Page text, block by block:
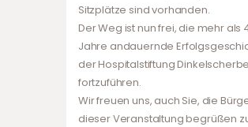
Sitzplätze sind vorhanden.
Der Weg ist nun frei, die mehr als
Jahre andauernde
der Hospitalstiftung
fortzuführen.
Wir freuen uns, auch Sie, die
dieser Veranstaltung begrüßen